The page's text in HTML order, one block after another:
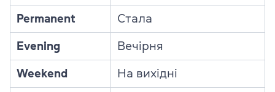
Permanent Стала
Evening Вечірня
Weekend На вихідні